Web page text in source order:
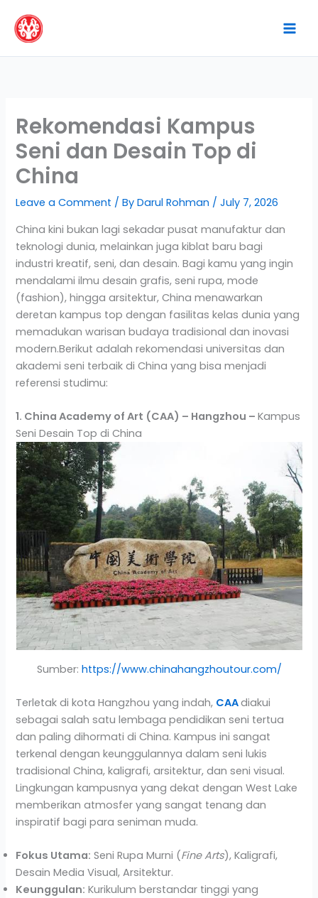
content
Rekomendasi Kampus
Seni dan Desain Top di
China
Leave a Comment / ByDarul Rohman /July 7, 2026
China kini bukan lagi sekadar pusat manufaktur dan
teknologi dunia, melainkan juga kiblat baru bagi
industri kreatif, seni, dan desain. Bagi kamu yang ingin
mendalami ilmu desain grafis, seni rupa, mode
(fashion), hingga arsitektur, China menawarkan
deretan kampus top dengan fasilitas kelas dunia yang
memadukan warisan budaya tradisional dan inovasi
modern.Berikut adalah rekomendasi universitas dan
akademi seni terbaik di China yang bisa menjadi
referensi studimu:
1. China Academy of Art (CAA) – Hangzhou –Kampus
Seni Desain Top di China
Sumber: https://www.chinahangzhoutour.com/
Terletak di kota Hangzhou yang indah, CAAdiakui
sebagai salah satu lembaga pendidikan seni tertua
dan paling dihormati di China. Kampus ini sangat
terkenal dengan keunggulannya dalam seni lukis
tradisional China, kaligrafi, arsitektur, dan seni visual.
Lingkungan kampusnya yang dekat dengan West Lake
memberikan atmosfer yang sangat tenang dan
inspiratif bagi para seniman muda.
Fokus Utama: Seni Rupa Murni (Fine Arts), Kaligrafi,
Desain Media Visual, Arsitektur.
Keunggulan: Kurikulum berstandar tinggi yang